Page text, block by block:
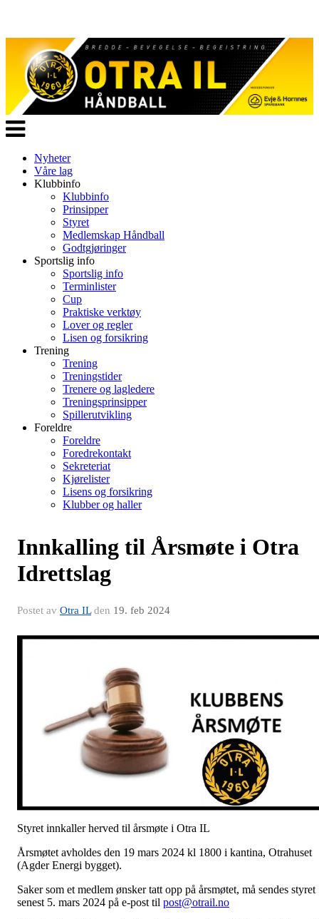
Veksle
navigasjon
Nyheter
Våre lag
Klubbinfo
Klubbinfo
Prinsipper
Styret
Medlemskap Håndball
Godtgjøringer
Sportslig info
Sportslig info
Terminlister
Cup
Praktiske verktøy
Lover og regler
Lisen og forsikring
Trening
Trening
Treningstider
Trenere og lagledere
Treningsprinsipper
Spillerutvikling
Foreldre
Foreldre
Foredrekontakt
Sekreteriat
Kjørelister
Lisens og forsikring
Klubber og haller
Innkalling til Årsmøte i Otra
Idrettslag
Postet av Otra ILden 19. feb 2024
Styret innkaller herved til årsmøte i Otra IL
Årsmøtet avholdes den 19 mars 2024 kl 1800 i kantina, Otrahuset
(Agder Energi bygget).
Saker som et medlem ønsker tatt opp på årsmøtet, må sendes styret
senest 5. mars 2024 på e-post til post@otrail.no